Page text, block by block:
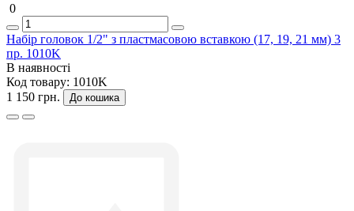
0
Набір головок 1/2" з пластмасовою вставкою (17, 19, 21 мм) 3
пр. 1010K
В наявності
Код товару: 1010K
1 150 грн.
До кошика